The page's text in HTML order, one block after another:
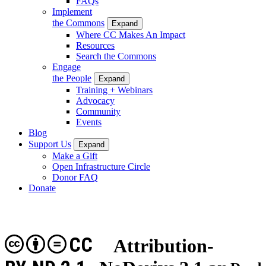
Implement
the Commons
Expand
Where CC Makes An Impact
Resources
Search the Commons
Engage
the People
Expand
Training + Webinars
Advocacy
Community
Events
Blog
Support Us
Expand
Make a Gift
Open Infrastructure Circle
Donor FAQ
Donate
Attribution-
CC